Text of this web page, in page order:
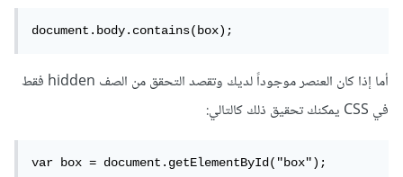
document.body.contains(box);
أما إذا كان العنصر موجوداً لديك وتقصد التحقق من الصف hidden فقط
في CSS يمكنك تحقيق ذلك كالتالي:
var box = document.getElementById("box");